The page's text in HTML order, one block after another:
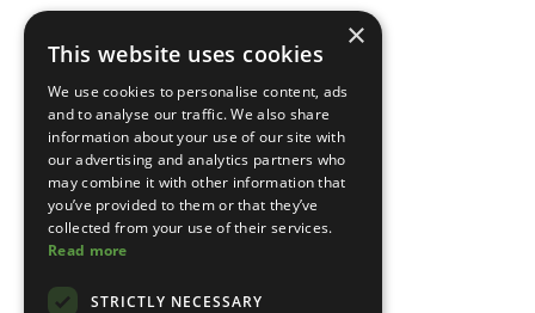
×
This website uses cookies
We use cookies to personalise content, ads
and to analyse our traffic. We also share
information about your use of our site with
our advertising and analytics partners who
may combine it with other information that
you’ve provided to them or that they’ve
collected from your use of their services.
Read more
STRICTLY NECESSARY